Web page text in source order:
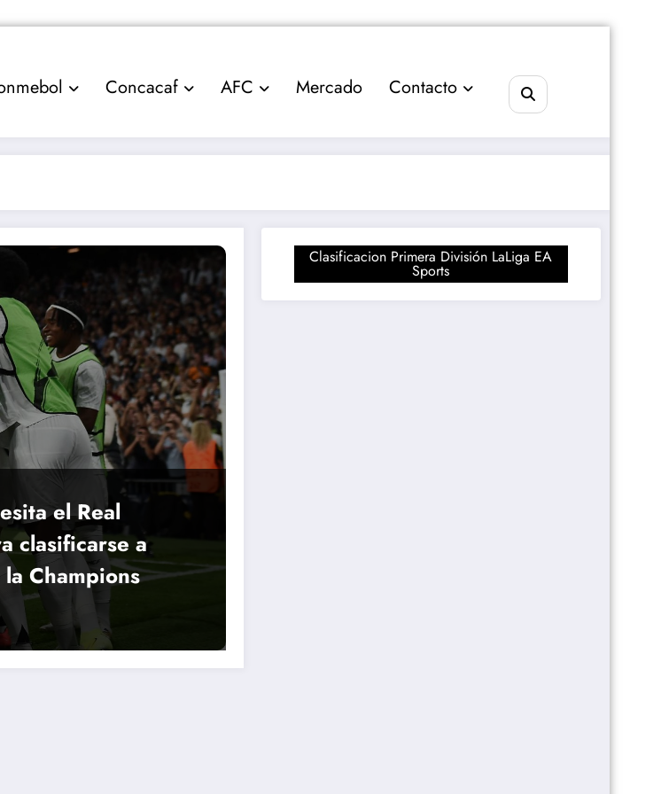
Concacaf AFC Mercado Contacto
el Real
clasificarse a
Champions
Clasificacion Primera División LaLiga EA
Sports